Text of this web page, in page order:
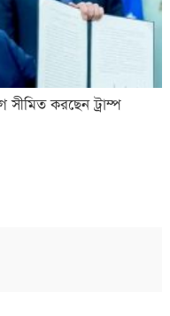
সীমিত করছেন ট্রাম্প